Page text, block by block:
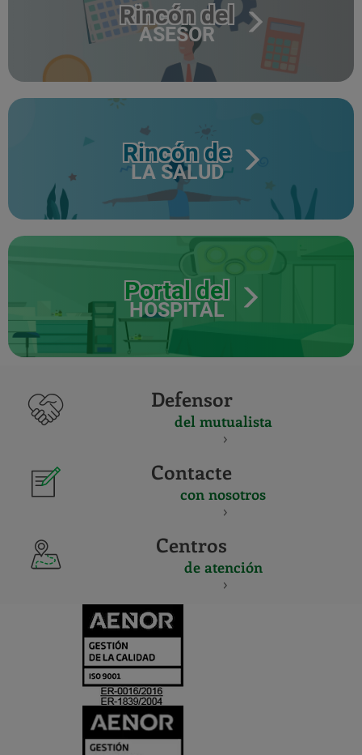
Rincón del
ASESOR
Rincón de
LA SALUD
Portal del
HOSPITAL
Defensor
del mutualista
Contacte
con nosotros
Centros
de atención